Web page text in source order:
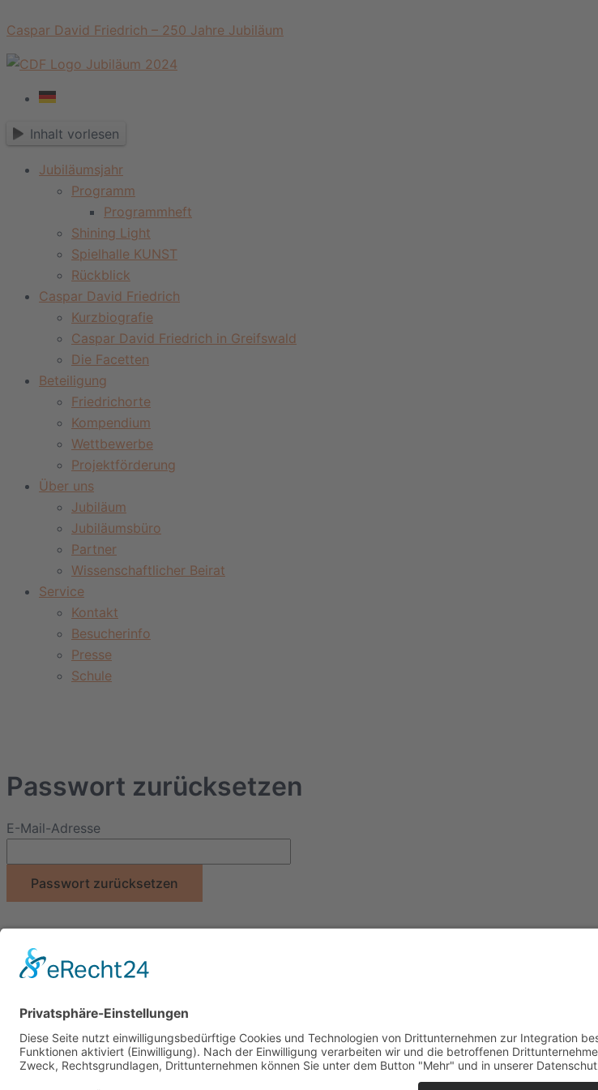
Inhalt
springen
Caspar David Friedrich – 250 Jahre Jubiläum
Inhalt vorlesen
Jubiläumsjahr
Programm
Programmheft
Shining Light
Spielhalle KUNST
Rückblick
Caspar David Friedrich
Kurzbiografie
Caspar David Friedrich in Greifswald
Die Facetten
Beteiligung
Friedrichorte
Kompendium
Wettbewerbe
Projektförderung
Über uns
Jubiläum
Jubiläumsbüro
Partner
Wissenschaftlicher Beirat
Service
Kontakt
Besucherinfo
Presse
Schule
Passwort zurücksetzen
E-Mail-Adresse
Gefördert durch:
Präsentiert von: NDR 1 Radio MV und Nordmagazin